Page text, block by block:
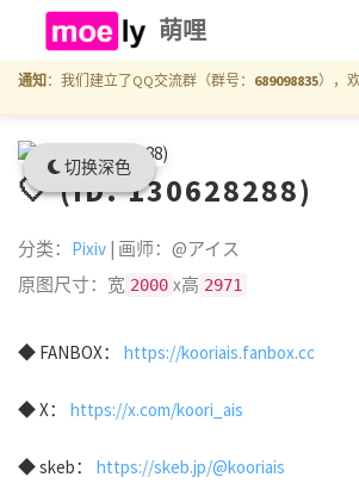
切换深色
萌哩
通知 ：我们建立了QQ交流群（群号： 689098835），
🤍 (ID: 130628288)
分类： Pixiv | 画师：@アイス
原图尺寸：宽 2000 x高 2971
◆ FANBOX： https://kooriais.fanbox.cc
◆ X： https://x.com/koori_ais
◆ skeb： https://skeb.jp/@kooriais